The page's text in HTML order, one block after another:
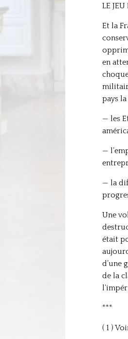
LE JEU
Et la
en
pays
— les
—
— la
Une
était
d’une
de la
***
( 1 )